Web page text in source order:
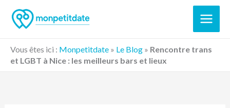
Vous êtes ici : Monpetitdate » Le Blog » Rencontre trans
et LGBT à Nice : les meilleurs bars et lieux